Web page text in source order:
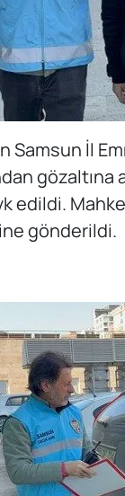
Samsun İl
gözaltına
edildi.
gönderildi.